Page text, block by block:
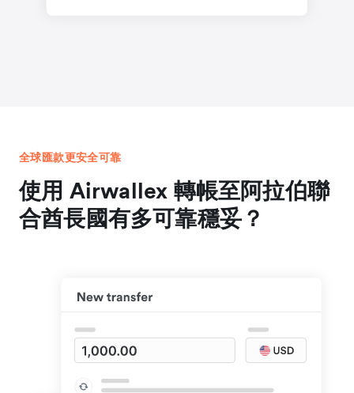
全球匯款更安全可靠
使用 Airwallex 轉帳至阿拉伯聯
合酋長國有多可靠穩妥？